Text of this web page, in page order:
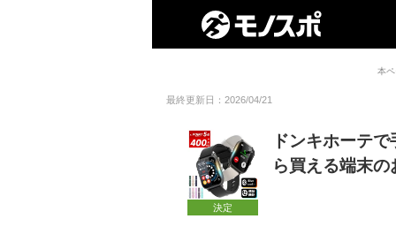
本
最終更新日：2026/04/21
決定
ドンキホーテ
ら買える端末